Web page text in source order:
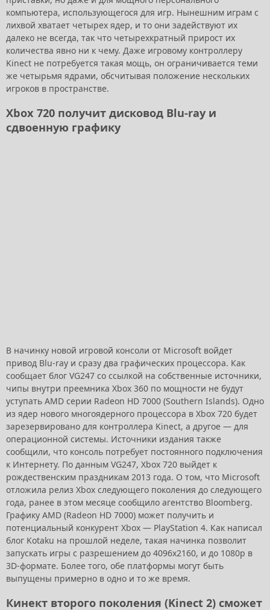
компьютера, использующегося для игр. Нынешним играм с
лихвой хватает четырех ядер, и то они задействуют их
далеко не всегда, так что четырехкратный прирост их
количества явно ни к чему. Даже игровому контроллеру
Kinect не потребуется такая мощь, он ограничивается теми
же четырьмя ядрами, обсчитывая положение нескольких
игроков в пространстве.
Xbox 720 получит дисковод Blu-ray и
сдвоенную графику
В начинку новой игровой консоли от Microsoft войдет
привод Blu-ray и сразу два графических процессора. Как
сообщает блог VG247 со ссылкой на собственные источники,
чипы внутри преемника Xbox 360 по мощности не будут
уступать AMD серии Radeon HD 7000 (Southern Islands). Одно
из ядер нового многоядерного процессора в Xbox 720 будет
зарезервировано для контроллера Kinect, а другое — для
операционной системы. Источники издания также
сообщили, что консоль потребует постоянного подключения
к Интернету. По данным VG247, Xbox 720 выйдет к
рождественским праздникам 2013 года. О том, что Microsoft
отложила релиз Xbox следующего поколения до следующего
года, ранее в этом месяце сообщило агентство Bloomberg.
Графику AMD (Radeon HD 7000) может получить и
потенциальный конкурент Xbox — PlayStation 4. Как написал
блог Kotaku на прошлой неделе, такая начинка позволит
запускать игры с разрешением до 4096х2160, и до 1080р в
3D-формате. Более того, обе платформы могут быть
выпущены примерно в одно и то же время.
Кинект второго поколения (Kinect 2) сможет